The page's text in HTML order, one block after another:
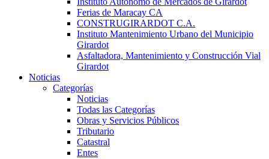
Ferias de Maracay CA
CONSTRUGIRARDOT C.A.
Instituto Mantenimiento Urbano del Municipio
Girardot
Asfaltadora, Mantenimiento y Construcción Vial
Girardot
Noticias
Categorías
Noticias
Todas las Categorías
Obras y Servicios Públicos
Tributario
Catastral
Entes